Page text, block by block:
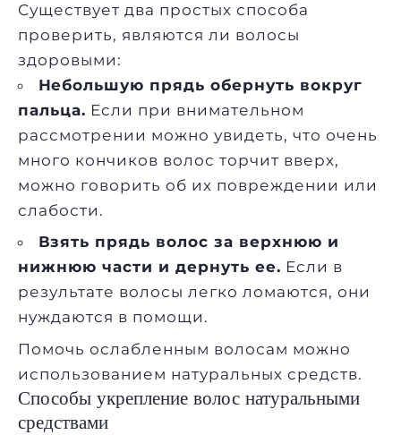
Существует два простых способа
проверить, являются ли волосы
здоровыми:
Небольшую прядь обернуть вокруг
пальца. Если при внимательном
рассмотрении можно увидеть, что очень
много кончиков волос торчит вверх,
можно говорить об их повреждении или
слабости.
Взять прядь волос за верхнюю и
нижнюю части и дернуть ее. Если в
результате волосы легко ломаются, они
нуждаются в помощи.
Помочь ослабленным волосам можно
использованием натуральных средств.
Способы укрепление волос натуральными
средствами